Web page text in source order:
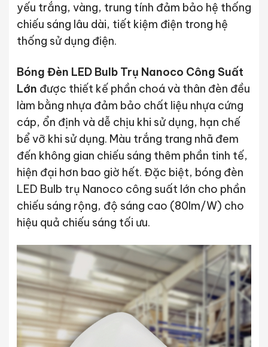
yếu trắng, vàng, trung tính đảm bảo hệ thống
chiếu sáng lâu dài, tiết kiệm điện trong hệ
thống sử dụng điện.
Bóng Đèn LED Bulb Trụ Nanoco Công Suất
Lớn được thiết kế phần choá và thân đèn đều
làm bằng nhựa đảm bảo chất liệu nhựa cứng
cáp, ổn định và dễ chịu khi sử dụng, hạn chế
bể vỡ khi sử dụng. Màu trắng trang nhã đem
đến không gian chiếu sáng thêm phần tinh tế,
hiện đại hơn bao giờ hết. Đặc biệt, bóng đèn
LED Bulb trụ Nanoco công suất lớn cho phần
chiếu sáng rộng, độ sáng cao (80lm/W) cho
hiệu quả chiếu sáng tối ưu.